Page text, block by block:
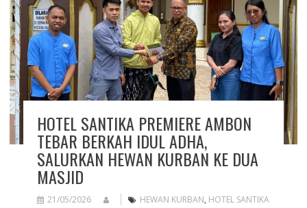
HOTEL SANTIKA PREMIERE AMBON
TEBAR BERKAH IDUL ADHA,
SALURKAN HEWAN KURBAN KE DUA
MASJID
21/05/2026 HEWAN KURBAN, HOTEL SANTIKA